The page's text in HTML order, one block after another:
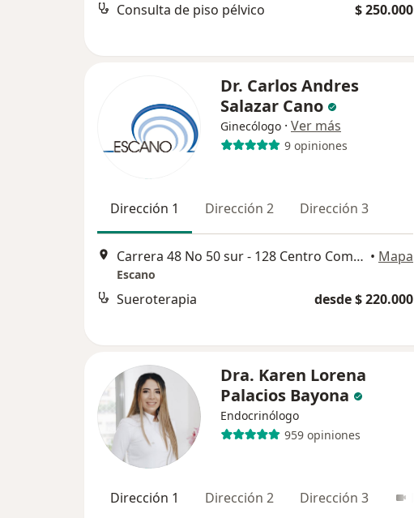
Consulta de piso pélvico $ 250.000
Dr. Carlos Andres
Salazar Cano
Ginecólogo · Ver más
9 opiniones
Dirección 1 Dirección 2 Dirección 3
Carrera 48 No 50 sur - 128 Centro Comercial Mayorca, Medellín • Mapa
Escano
Sueroterapia desde $ 220.000
Dra. Karen Lorena
Palacios Bayona
Endocrinólogo
959 opiniones
Dirección 1 Dirección 2 Dirección 3